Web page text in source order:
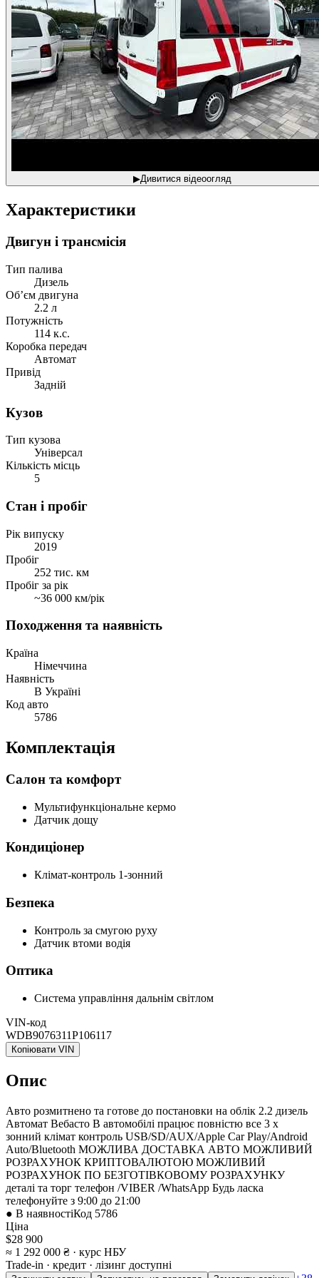
▶Дивитися відеоогляд
Характеристики
Двигун і трансмісія
Тип палива
Дизель
Об’єм двигуна
2.2 л
Потужність
114 к.с.
Коробка передач
Автомат
Привід
Задній
Кузов
Тип кузова
Універсал
Кількість місць
5
Стан і пробіг
Рік випуску
2019
Пробіг
252 тис. км
Пробіг за рік
~36 000 км/рік
Походження та наявність
Країна
Німеччина
Наявність
В Україні
Код авто
5786
Комплектація
Салон та комфорт
Мультифункціональне кермо
Датчик дощу
Кондиціонер
Клімат-контроль 1-зонний
Безпека
Контроль за смугою руху
Датчик втоми водія
Оптика
Система управління дальнім світлом
VIN-код
WDB9076311P106117
Копіювати VIN
Опис
Авто розмитнено та готове до постановки на облік 2.2 дизель
Автомат Вебасто В автомобілі працює повністю все 3 х
зонний клімат контроль USB/SD/AUX/Apple Car Play/Android
Auto/Bluetooth МОЖЛИВА ДОСТАВКА АВТО МОЖЛИВИЙ
РОЗРАХУНОК КРИПТОВАЛЮТОЮ МОЖЛИВИЙ
РОЗРАХУНОК ПО БЕЗГОТІВКОВОМУ РОЗРАХУНКУ
деталі та торг телефон /VIBER /WhatsApp Будь ласка
телефонуйте з 9:00 до 21:00
● В наявностіКод 5786
Ціна
$28 900
≈ 1 292 000 ₴ · курс НБУ
Trade-in · кредит · лізинг доступні